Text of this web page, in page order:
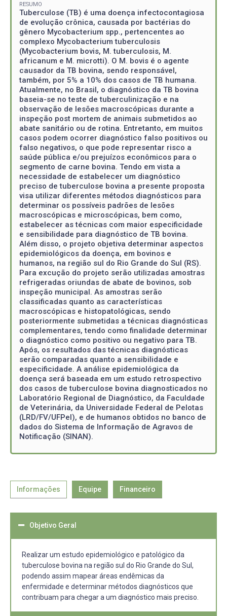
RESUMO
Tuberculose (TB) é uma doença infectocontagiosa
de evolução crônica, causada por bactérias do
gênero Mycobacterium spp., pertencentes ao
complexo Mycobacterium tuberculosis
(Mycobacterium bovis, M. tuberculosis, M.
africanum e M. microtti). O M. bovis é o agente
causador da TB bovina, sendo responsável,
também, por 5% a 10% dos casos de TB humana.
Atualmente, no Brasil, o diagnóstico da TB bovina
baseia-se no teste de tuberculinização e na
observação de lesões macroscópicas durante a
inspeção post mortem de animais submetidos ao
abate sanitário ou de rotina. Entretanto, em muitos
casos podem ocorrer diagnóstico falso positivos ou
falso negativos, o que pode representar risco a
saúde pública e/ou prejuízos econômicos para o
segmento de carne bovina. Tendo em vista a
necessidade de estabelecer um diagnóstico
preciso de tuberculose bovina a presente proposta
visa utilizar diferentes métodos diagnósticos para
determinar os possíveis padrões de lesões
macroscópicas e microscópicas, bem como,
estabelecer as técnicas com maior especificidade
e sensibilidade para diagnóstico de TB bovina.
Além disso, o projeto objetiva determinar aspectos
epidemiológicos da doença, em bovinos e
humanos, na região sul do Rio Grande do Sul (RS).
Para excução do projeto serão utilizadas amostras
refrigeradas oriundas de abate de bovinos, sob
inspeção municipal. As amostras serão
classificadas quanto as características
macroscópicas e histopatológicas, sendo
posteriormente submetidas a técnicas diagnósticas
complementares, tendo como finalidade determinar
o diagnóstico como positivo ou negativo para TB.
Após, os resultados das técnicas diagnósticas
serão comparadas quanto a sensibilidade e
especificidade. A análise epidemiológica da
doença será baseada em um estudo retrospectivo
dos casos de tuberculose bovina diagnosticados no
Laboratório Regional de Diagnóstico, da Faculdade
de Veterinária, da Universidade Federal de Pelotas
(LRD/FV/UFPel), e de humanos obtidos no banco de
dados do Sistema de Informação de Agravos de
Notificação (SINAN).
Informações Equipe Financeiro
Objetivo Geral
Realizar um estudo epidemiológico e patológico da
tuberculose bovina na região sul do Rio Grande do Sul,
podendo assim mapear áreas endêmicas da
enfermidade e determinar métodos diagnósticos que
contribuam para chegar a um diagnóstico mais preciso.